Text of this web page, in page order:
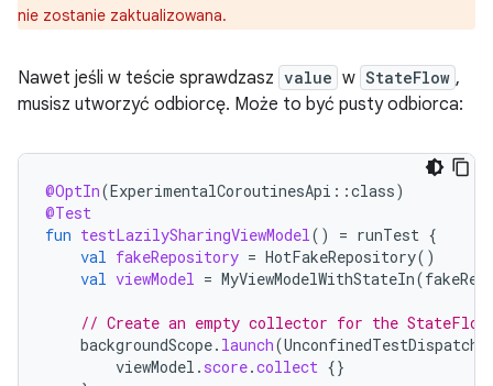
nie zostanie zaktualizowana.
Nawet jeśli w teście sprawdzasz value w StateFlow ,
musisz utworzyć odbiorcę. Może to być pusty odbiorca:
@OptIn(ExperimentalCoroutinesApi ::class)
@Test
fun testLazilySharingViewModel() = runTest {
val fakeRepository = HotFakeRepository()
val viewModel = MyViewModelWithStateIn(
// Create an empty collector for the StateFlow
backgroundScope. launch(
viewModel . score.collect {}